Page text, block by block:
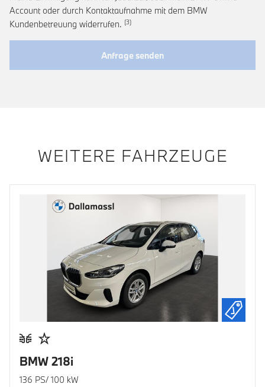
Account oder durch Kontaktaufnahme mit dem BMW
Kundenbetreuung widerrufen. Link zur Fußnote: Widerruf der
Anfrage senden
WEITERE FAHRZEUGE
BMW 218i
136 PS/ 100 kW